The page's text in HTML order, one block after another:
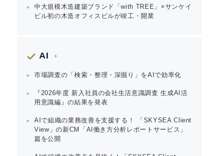
中大規模木造建築ブランド「with TREE」×サンケイ
ビル初の木造オフィスビルが竣工・開業
AI
市場調査の「検索・整理・深掘り」をAIで効率化
『2026年度 新入社員の会社生活意識調査 生成AI活
用意識編』の結果を発表
AIで組織の業務改善を支援する！ 「SKYSEA Client
View」の新CM「AI働き方分析レポートサービス」
篇を公開
English